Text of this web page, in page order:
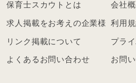
ン保育士スカウトとは 会社
求人掲載をお考えの企業様 利用
リンク掲載について プラ
よくあるお問い合わせ お問